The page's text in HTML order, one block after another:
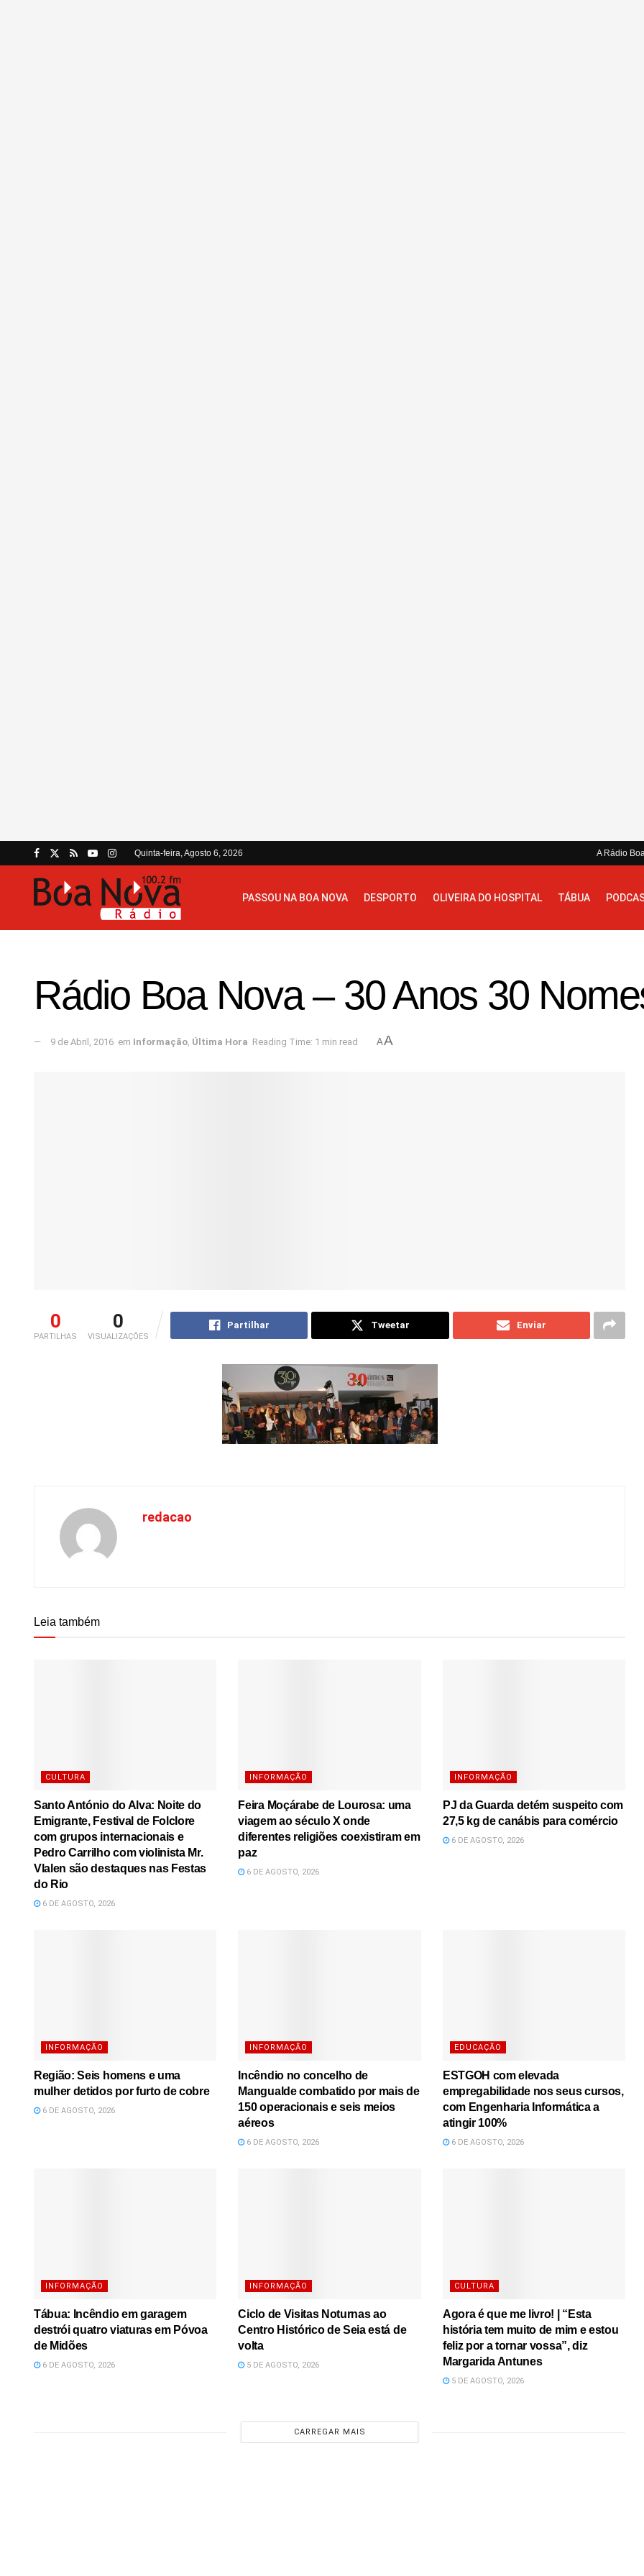
Quinta-feira, Agosto 6, 2026 A Rádio
PASSOU NA BOA NOVA DESPORTO OLIVEIRA DO HOSPITAL TÁBUA
Rádio Boa Nova – 30 Anos 30
9 de Abril, 2016 em Informação, Última Hora Reading Time: 1 min read AA
0
PARTILHAS
0
VISUALIZAÇÕES
Partilhar Tweetar Enviar
redacao
Leia também
CULTURA
Santo António do Alva: Noite do
Emigrante, Festival de Folclore
com grupos internacionais e
Pedro Carrilho com violinista Mr.
Vlalen são destaques nas Festas
do Rio
6 DE AGOSTO, 2026
INFORMAÇÃO
Feira Moçárabe de Lourosa: uma
viagem ao século X onde
diferentes religiões coexistiram em
paz
6 DE AGOSTO, 2026
INFORMAÇÃO
PJ da Guarda detém suspeito com
27,5 kg de canábis para comércio
6 DE AGOSTO, 2026
INFORMAÇÃO
Região: Seis homens e uma
mulher detidos por furto de cobre
6 DE AGOSTO, 2026
INFORMAÇÃO
Incêndio no concelho de
Mangualde combatido por mais de
150 operacionais e seis meios
aéreos
6 DE AGOSTO, 2026
EDUCAÇÃO
ESTGOH com elevada
empregabilidade nos seus cursos,
com Engenharia Informática a
atingir 100%
6 DE AGOSTO, 2026
INFORMAÇÃO
Tábua: Incêndio em garagem
destrói quatro viaturas em Póvoa
de Midões
6 DE AGOSTO, 2026
INFORMAÇÃO
Ciclo de Visitas Noturnas ao
Centro Histórico de Seia está de
volta
5 DE AGOSTO, 2026
CULTURA
Agora é que me livro! | “Esta
história tem muito de mim e estou
feliz por a tornar vossa”, diz
Margarida Antunes
5 DE AGOSTO, 2026
CARREGAR MAIS